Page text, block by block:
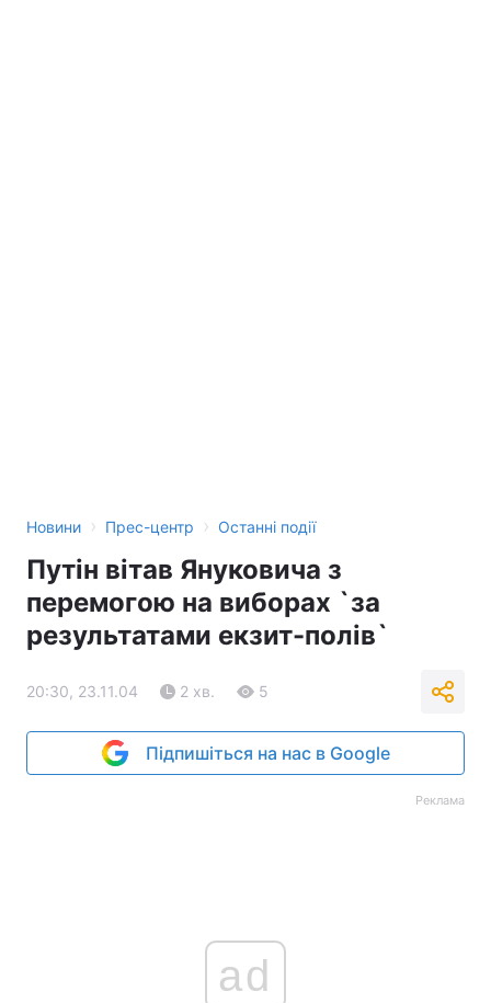
Новини › Прес-центр › Останні події
Путін вітав Януковича з
перемогою на виборах `за
результатами екзит-полів`
20:30, 23.11.04 2 хв. 5
Підпишіться на нас в Google
Реклама
ad